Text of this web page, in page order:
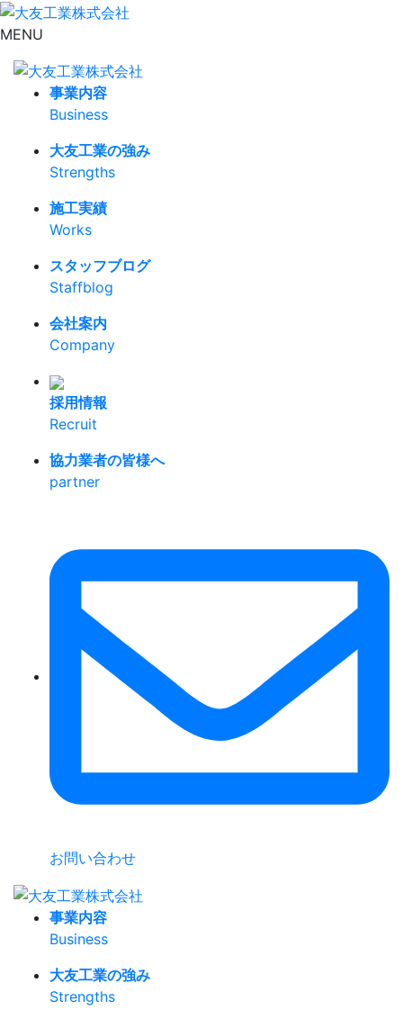
MENU
事業内容
Business
大友工業の強み
Strengths
施工実績
Works
スタッフブログ
Staffblog
会社案内
Company
採用情報
Recruit
協力業者の皆様へ
partner
お問い合わせ
事業内容
Business
大友工業の強み
Strengths